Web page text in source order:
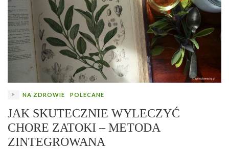
NA ZDROWIE POLECANE
JAK SKUTECZNIE WYLECZYĆ
CHORE ZATOKI – METODA
ZINTEGROWANA